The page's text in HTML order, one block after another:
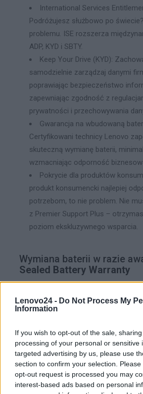
Lenovo24 - Do Not Process My
Information
If you wish to opt-out of the sale,
processing of your personal or sensitive
targeted advertising by us, please use
section to confirm your selection.
opt-out request is processed you may
interest-based ads based on personal
International Services
Podróżujesz służbowo po
problemu. ISE rozszerza
ADP, KYD i SBTY.
Keep Your Drive (KYD):
samodzielnie zarządzaj danymi
poprawiając bezpieczeństwo
zapewniając zgodność z
prywatności i przechowywania
Gwarancja na wbudowaną
Certyfikowani technicy Lenovo
skuteczną wymianę baterii,
wzmacniając odporność
Pokrycie dla produktów
produkt konsumencki najlepiej
potrzebom, to nie problem. Nie
z Premier Support Plus –
poziom ekskluzywnego wsparcia.
Wymiana baterii w razie
Sealed Battery Warranty
Większość użytkowników oczekuje
Wszystkie notebooki Lenovo
letnią gwarancją na baterię jako
gwarancji urządzenia. Aby jednak
baterii nawet do 4 lat, użytkownik
Lenovo Sealed Battery Warranty.